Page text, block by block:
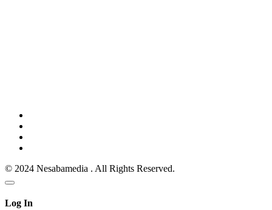
© 2024 Nesabamedia . All Rights Reserved.
Log In